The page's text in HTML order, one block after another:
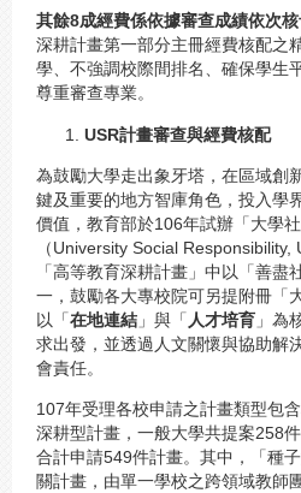
其餘8成經費係依據審查成績依次
深耕計畫第一部分主冊經費核配之
學、不強調校際間排名、確保學生
尊重審查專業。
USR計畫審查與經費核配
為鼓勵大學走出象牙塔，在區域創
鍵及重要的地方智庫角色，投入學
價值，教育部於106年試辦「大學社
（University Social
「高等教育深耕計畫」中以「善盡
一，鼓勵各大專校院可另提附冊「
以「在地連結 」與「 人才培育 」為
求出發，並透過人文關懷與協助解
會責任。
107年受理各校申請之計畫類型包
深耕型計畫，一般大學共提案258
合計申請549件計畫。其中，「種
關計畫，由單一學校之跨領域教師